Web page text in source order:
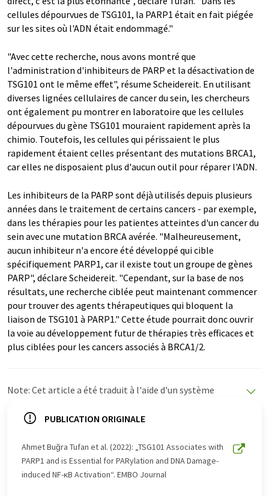
cellules dépourvues de TSG101, la PARP1 était en fait piégée
sur les sites où l'ADN était endommagé."
"Avec cette recherche, nous avons montré que
l'administration d'inhibiteurs de PARP et la désactivation de
TSG101 ont le même effet", résume Scheidereit. En utilisant
diverses lignées cellulaires de cancer du sein, les chercheurs
ont également pu montrer en laboratoire que les cellules
dépourvues du gène TSG101 mouraient rapidement après la
chimio. Toutefois, les cellules qui périssaient le plus
rapidement étaient celles présentant des mutations BRCA1,
car elles ne disposaient plus d'aucun outil pour réparer l'ADN.
Les inhibiteurs de la PARP sont déjà utilisés depuis plusieurs
années dans le traitement de certains cancers - par exemple,
dans les thérapies pour les patientes atteintes d'un cancer du
sein avec une mutation BRCA avérée. "Malheureusement,
aucun inhibiteur n'a encore été développé qui cible
spécifiquement PARP1, car il existe tout un groupe de gènes
PARP", déclare Scheidereit. "Cependant, sur la base de nos
résultats, une recherche ciblée peut maintenant commencer
pour trouver des agents thérapeutiques qui bloquent la
liaison de TSG101 à PARP1." Cette étude pourrait donc ouvrir
la voie au développement futur de thérapies très efficaces et
plus ciblées pour les cancers associés à BRCA1/2.
Note: Cet article a été traduit à l'aide d'un système
propose ces traductions automatiques pour présenter
été traduit avec traduction automatique, il est possible
qu'il contienne des erreurs de vocabulaire, de syntaxe ou
de grammaire. L'article original dans Anglais peut être
PUBLICATION ORIGINALE
Ahmet Buğra Tufan et al. (2022): „TSG101 Associates with
PARP1 and is Essential for PARylation and DNA Damage-
induced NF-κB Activation“. EMBO Journal